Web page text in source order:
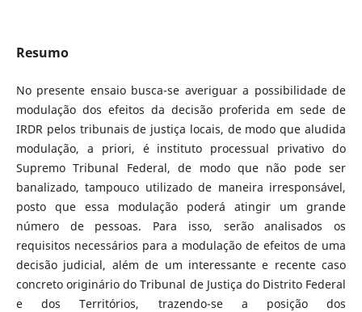
Resumo
No presente ensaio busca-se averiguar a possibilidade de
modulação dos efeitos da decisão proferida em sede de
IRDR pelos tribunais de justiça locais, de modo que aludida
modulação, a priori, é instituto processual privativo do
Supremo Tribunal Federal, de modo que não pode ser
banalizado, tampouco utilizado de maneira irresponsável,
posto que essa modulação poderá atingir um grande
número de pessoas. Para isso, serão analisados os
requisitos necessários para a modulação de efeitos de uma
decisão judicial, além de um interessante e recente caso
concreto originário do Tribunal de Justiça do Distrito Federal
e dos Territórios, trazendo-se a posição dos